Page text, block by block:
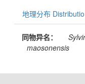
地理分布
同物异名：
maosonensis